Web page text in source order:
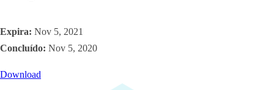
Expira: Nov 5, 2021
Concluído: Nov 5, 2020
Download